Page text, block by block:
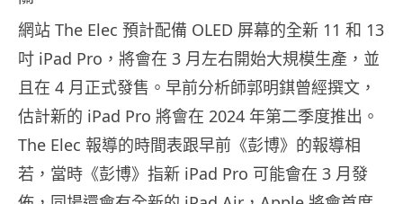
網站 The Elec 預計配備 OLED 屏幕的全新 11 和 13
吋 iPad Pro，將會在 3 月左右開始大規模生產，並
且在 4 月正式發售。早前分析師郭明錤曾經撰文，
估計新的 iPad Pro 將會在 2024 年第二季度推出。
The Elec 報導的時間表跟早前《彭博》的報導相
若，當時《彭博》指新 iPad Pro 可能會在 3 月發